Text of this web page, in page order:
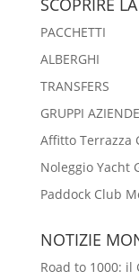
SCOPRIRE
PACCHETTI
ALBERGHI
TRANSFERS
GRUPPI AZIENDE
Affitto Terrazza
Noleggio Yacht
Paddock Club
NOTIZIE
Road to 1000: